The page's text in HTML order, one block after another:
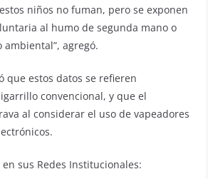
niños no fuman, pero se exponen
al humo de segunda mano o
ambiental”, agregó.
que estos datos se refieren
convencional, y que el
al considerar el uso de vapeadores
en sus Redes Institucionales: